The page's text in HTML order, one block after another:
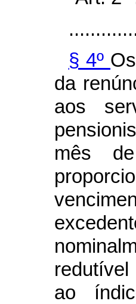
§ 4º
da
aos
mês
ao